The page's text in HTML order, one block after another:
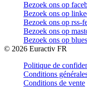
Bezoek ons op
Bezoek ons op
Bezoek ons op rss-
Bezoek ons op
Bezoek ons op
© 2026 Euractiv FR
Politique de
Conditions
Conditions de vente